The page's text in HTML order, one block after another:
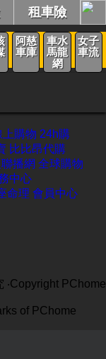
租車險
阿慈
車庫
車水
馬龍
網
女子
車流
上購物 24h購
比比昂代購
播網 全球購物
中心
命理 會員中心
‧Copyright PChome
of PChome